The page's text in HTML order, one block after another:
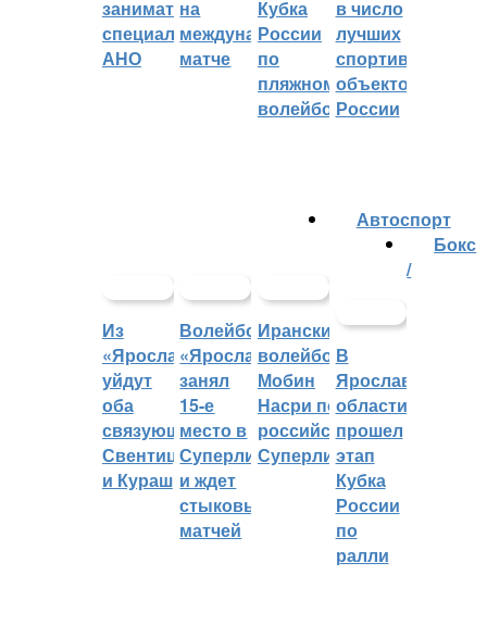
заниматься
специальное
АНО
на
международном
матче
Кубка
России
по
пляжному
волейболу
в число
лучших
спортивных
объектов
России
Из
«Ярославича»
уйдут
оба
связующих:
Свентицкис
и Кураш
Волейбольный
«Ярославич»
занял
15-е
место в
Суперлиге
и ждет
стыковых
матчей
Иранский
волейболист
Мобин
Насри покинет
российскую
Суперлигу
Автоспорт
В
Ярославской
области
прошел
этап
Кубка
России
по
ралли
Бокс
/